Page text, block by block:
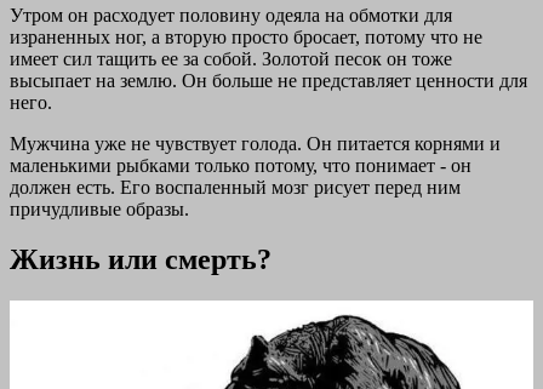
Утром он расходует половину одеяла на обмотки для
израненных ног, а вторую просто бросает, потому что не
имеет сил тащить ее за собой. Золотой песок он тоже
высыпает на землю. Он больше не представляет ценности для
него.
Мужчина уже не чувствует голода. Он питается корнями и
маленькими рыбками только потому, что понимает - он
должен есть. Его воспаленный мозг рисует перед ним
причудливые образы.
Жизнь или смерть?